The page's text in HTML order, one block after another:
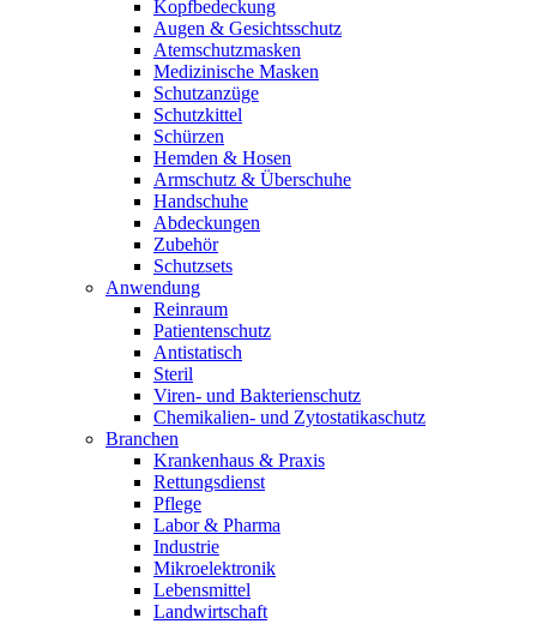
Kopfbedeckung
Augen & Gesichtsschutz
Atemschutzmasken
Medizinische Masken
Schutzanzüge
Schutzkittel
Schürzen
Hemden & Hosen
Armschutz & Überschuhe
Handschuhe
Abdeckungen
Zubehör
Schutzsets
Anwendung
Reinraum
Patientenschutz
Antistatisch
Steril
Viren- und Bakterienschutz
Chemikalien- und Zytostatikaschutz
Branchen
Krankenhaus & Praxis
Rettungsdienst
Pflege
Labor & Pharma
Industrie
Mikroelektronik
Lebensmittel
Landwirtschaft